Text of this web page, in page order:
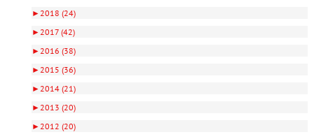
►2018 (24)
►2017 (42)
►2016 (38)
►2015 (36)
►2014 (21)
►2013 (20)
►2012 (20)